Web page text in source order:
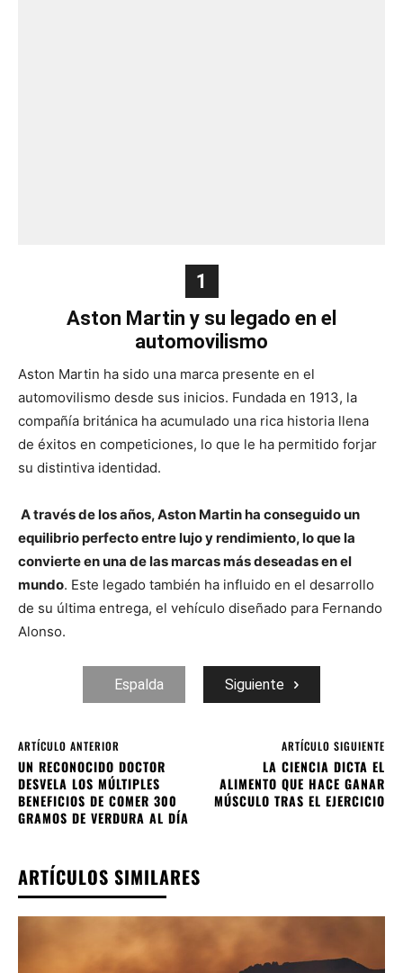
1
Aston Martin y su legado en el
automovilismo
Aston Martin ha sido una marca presente en el
automovilismo desde sus inicios. Fundada en 1913, la
compañía británica ha acumulado una rica historia llena
de éxitos en competiciones, lo que le ha permitido forjar
su distintiva identidad.
A través de los años, Aston Martin ha conseguido un
equilibrio perfecto entre lujo y rendimiento, lo que la
convierte en una de las marcas más deseadas en el
mundo. Este legado también ha influido en el desarrollo
de su última entrega, el vehículo diseñado para Fernando
Alonso.
Espalda Siguiente
ARTÍCULO ANTERIOR
UN RECONOCIDO DOCTOR
DESVELA LOS MÚLTIPLES
BENEFICIOS DE COMER 300
GRAMOS DE VERDURA AL DÍA
ARTÍCULO SIGUIENTE
LA CIENCIA DICTA EL
ALIMENTO QUE HACE GANAR
MÚSCULO TRAS EL EJERCICIO
ARTÍCULOS SIMILARES